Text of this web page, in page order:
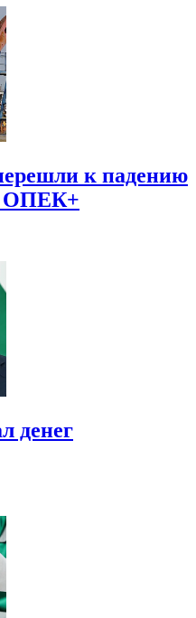
к падению
ОПЕК+
денег